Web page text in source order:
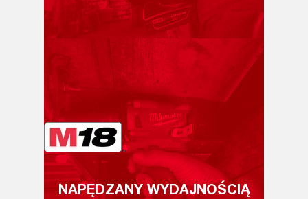
NAPĘDZANY WYDAJNOŚCIĄ